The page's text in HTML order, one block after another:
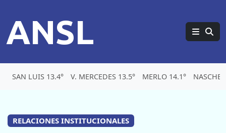
ANSL
SAN LUIS 13.4° V. MERCEDES 13.5° MERLO 14.1°
RELACIONES INSTITUCIONALES